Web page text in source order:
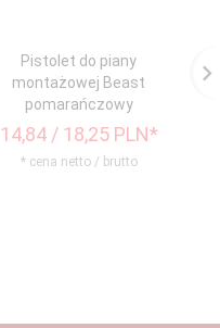
Pistolet do piany
montażowej Beast
pomarańczowy
14,84 / 18,25 PLN*
* cena netto / brutto